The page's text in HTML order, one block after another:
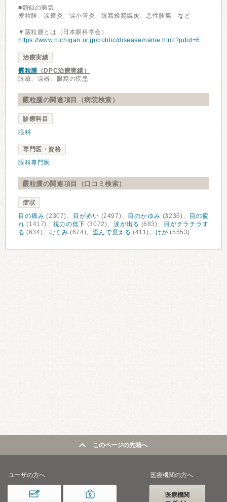
■類似の病気
麦粒腫、涙嚢炎、涙小管炎、眼窩蜂窩織炎、悪性腫瘍 など
▼霰粒腫とは（日本眼科学会）
https://www.nichigan.or.jp/public/disease/name.html?pdid=6
治療実績
霰粒腫（DPC治療実績）
眼瞼、涙器、眼窩の疾患
霰粒腫の関連項目（病院検索）
診療科目
眼科
専門医・資格
眼科専門医
霰粒腫の関連項目（口コミ検索）
症状
目の痛み (2307)、 目が赤い (2497)、 目のかゆみ (3236)、
目の疲
れ (1417)、 視力の低下 (3072)、涙が出る (683)、
目がチラチラす
る (634)、 むくみ (674)、 歪んで見える (411)、 けが (5553)
このページの先頭へ
ユーザの方へ 医療機関の方へ
医療機関